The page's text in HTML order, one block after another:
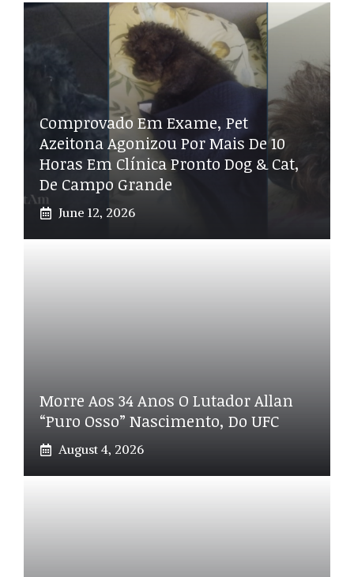
Comprovado Em Exame, Pet
Azeitona Agonizou Por Mais De 10
Horas Em Clínica Pronto Dog & Cat,
De Campo Grande
June 12, 2026
Morre Aos 34 Anos O Lutador Allan
“Puro Osso” Nascimento, Do UFC
August 4, 2026